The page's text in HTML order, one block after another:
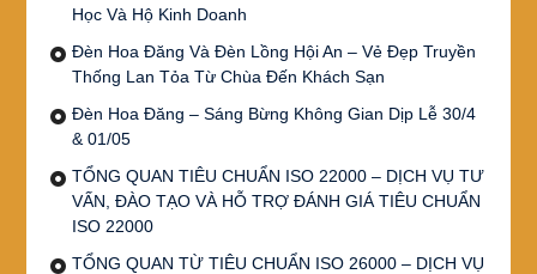
Học Và Hộ Kinh Doanh
Đèn Hoa Đăng Và Đèn Lồng Hội An – Vẻ Đẹp Truyền
Thống Lan Tỏa Từ Chùa Đến Khách Sạn
Đèn Hoa Đăng – Sáng Bừng Không Gian Dịp Lễ 30/4
& 01/05
TỔNG QUAN TIÊU CHUẨN ISO 22000 – DỊCH VỤ TƯ
VẤN, ĐÀO TẠO VÀ HỖ TRỢ ĐÁNH GIÁ TIÊU CHUẨN
ISO 22000
TỔNG QUAN TỪ TIÊU CHUẨN ISO 26000 – DỊCH VỤ